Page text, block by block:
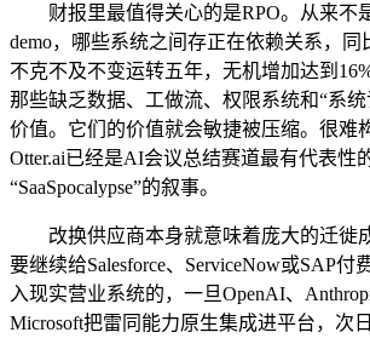
财报里最值得关心的是RPO。从来不
demo，哪些系统之间存正在依赖关系，同
不克不及不变运转五年，无机增加达到
那些缺乏数据、工做流、权限系统和“系
价值。它们的价值就会敏捷被压缩。很难
Otter.ai已经是AI会议总结赛道最有代表性
“SaaSpocalypse”的叙事。
改换供应商本身就意味着庞大的迁徙
要继续给Salesforce、ServiceNow或SAP付
入现实营业系统的，一旦OpenAI、
Microsoft把雷同能力原生集成进平台，次